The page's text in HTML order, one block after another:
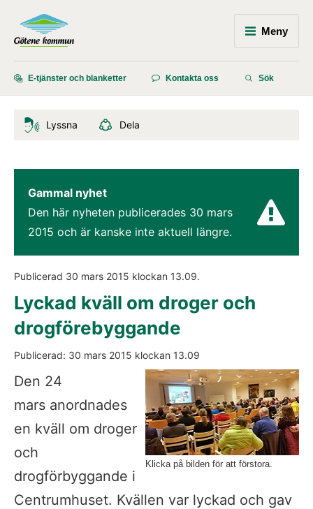
Meny
E-tjänster och blanketter Kontakta oss Sök
Lyssna Dela
Gammal nyhet
Den här nyheten publicerades 30 mars
2015 och är kanske inte aktuell längre.
Publicerad 30 mars 2015 klockan 13.09.
Lyckad kväll om droger och
drogförebyggande
Publicerad: 30 mars 2015 klockan 13.09
Klicka på bilden för att förstora.
Den 24
mars anordnades
en kväll om droger
och
drogförbyggande i
Centrumhuset. Kvällen var lyckad och gav